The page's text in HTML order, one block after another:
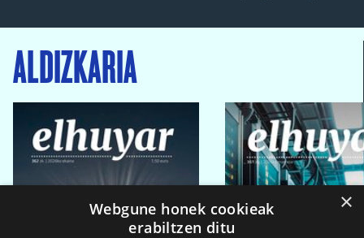
ALDIZKARIA
×
Webgune honek cookieak
erabiltzen ditu